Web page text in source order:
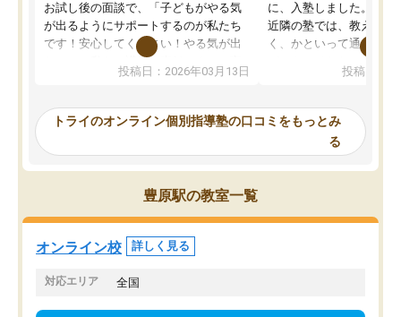
お試し後の面談で、「子どもがやる気
が出るようにサポートするのが私たち
です！安心してください！やる気が出
ないのは私たち講師の責任です」と言
ってくださり、確かに！と考えて、思
ったんですが、学生の先生から学ぶこ
み、徐々に成績が上がったらいいなと
思っていました。何が今足りないのか
を的確に指導いただき、子どももびっ
くりするほど楽しんでやる気を持って
塾を受けています。狙い通り、少しず
つ成績も上がり、苦手意識も無くなっ
てきたので、さらに苦手な数学も追加
でお願いしました。来年の高校受験に
投稿日：2026年03月13日
に、入塾しました。田舎
近隣の塾では、教えても
く、かといって通うには
可能なので本当に助か
らないところをピンポイ
頂いて、とてもわかり
していました。一生を
スト、多少お金がかかっ
投稿日：
トライのオンライン個別指導塾の口コミをもっとみ
る
豊原駅の教室一覧
オンライン校 詳しく見る
対応エリア 全国